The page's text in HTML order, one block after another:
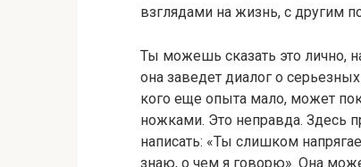
взглядами на жизнь, с другим
Ты можешь сказать это лично,
она заведет диалог о
кого еще опыта мало, может
ножками. Это неправда. Здесь
написать: «Ты слишком
знаю, о чем я говорю». Она